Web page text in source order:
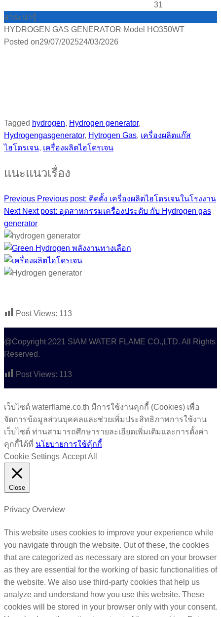
31
สาระน่ารู้
HYDROGEN GAS GENERATOR Model HO350WT
Posted on29/07/202524/03/2026
Tagged hydrogen, Hydrogen generator,
Hydrogengasgenerator, Hytrogen Gas, เครื่องผลิตแก๊ส
ไฮโดรเจน, เครื่องผลิตไฮโดรเจน
แนะแนวเรื่อง
Previous Previous post: ติดตั้ง เครื่องผลิตไฮโดรเจนในโรงงาน
Next Next post: อุตสาหกรรมเครื่องประดับ กับ Hydrogen gas
generator
Post Views: 113
@Copyright 2021 SIAM WATER FLAME CO.,LTD. All Rights
Reserved.
Post Views: 113
เว็บไซต์ waterflame.co.th มีการใช้งานคุกกี้ (Cookies) เพื่อ
จัดการข้อมูลส่วนบุคคลและช่วยเพิ่มประสิทธิภาพการใช้งาน
เว็บไซต์ ท่านสามารถศึกษารายละเอียดเพิ่มเติมและการตั้งค่า
คุกกี้ได้ที่ นโยบายการใช้คุ้กกี้
Cookie Settings Accept All
Close
Privacy Overview
This website uses cookies to improve your experience while
you navigate through the website. Out of these, the cookies
that are categorized as necessary are stored on your browser
as they are essential for the working of basic functionalities of
the website. We also use third-party cookies that help us
analyze and understand how you use this website. These
cookies will be stored in your browser only with your consent.